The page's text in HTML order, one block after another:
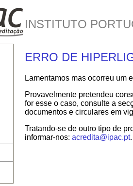
INSTITUTO
ERRO DE
Lamentamos mas ocorreu um
Provavelmente pretendeu
for esse o caso, consulte a
documentos e circulares em
Tratando-se de outro tipo de
informar-nos: acredita@ipac.pt.